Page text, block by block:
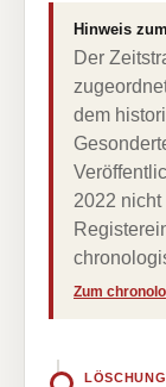
Hinweis
Der
dem
2022
Zum